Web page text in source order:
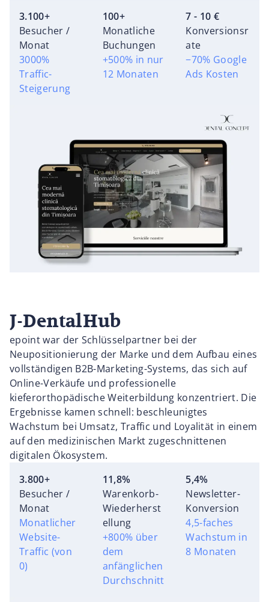
3.100+
Besucher /
Monat
3000%
Traffic-
Steigerung
100+
Monatliche
Buchungen
+500% in nur
12 Monaten
7 - 10 €
Konversionsr
ate
−70% Google
Ads Kosten
J-DentalHub
epoint war der Schlüsselpartner bei der
Neupositionierung der Marke und dem Aufbau eines
vollständigen B2B-Marketing-Systems, das sich auf
Online-Verkäufe und professionelle
kieferorthopädische Weiterbildung konzentriert. Die
Ergebnisse kamen schnell: beschleunigtes
Wachstum bei Umsatz, Traffic und Loyalität in einem
auf den medizinischen Markt zugeschnittenen
digitalen Ökosystem.
3.800+
Besucher /
Monat
Monatlicher
Website-
Traffic (von
0)
11,8%
Warenkorb-
Wiederherst
ellung
+800% über
dem
anfänglichen
Durchschnitt
5,4%
Newsletter-
Konversion
4,5-faches
Wachstum in
8 Monaten